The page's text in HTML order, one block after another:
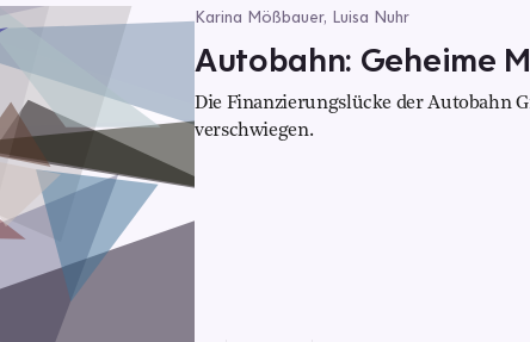
Karina Mößbauer, Luisa Nuhr
Autobahn: Geheime
Die Finanzierungslücke der Autobahn
verschwiegen.